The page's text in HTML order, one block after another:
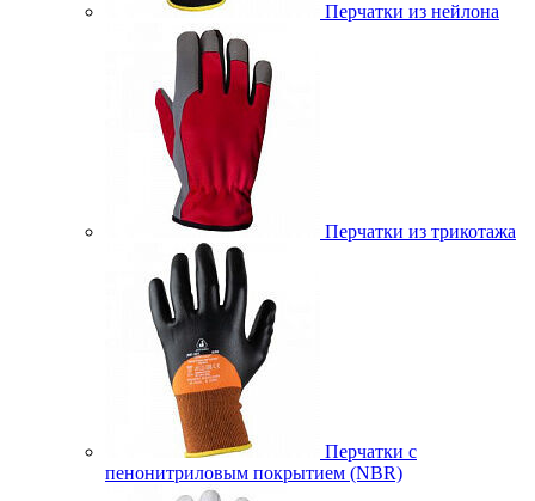
Перчатки из нейлона
Перчатки из трикотажа
Перчатки с
пенонитриловым покрытием (NBR)